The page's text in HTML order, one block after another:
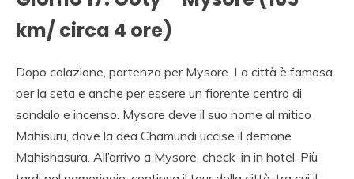
km/ circa 4 ore)
Dopo colazione, partenza per Mysore. La città è famosa
per la seta e anche per essere un fiorente centro di
sandalo e incenso. Mysore deve il suo nome al mitico
Mahisuru, dove la dea Chamundi uccise il demone
Mahishasura. All’arrivo a Mysore, check-in in hotel. Più